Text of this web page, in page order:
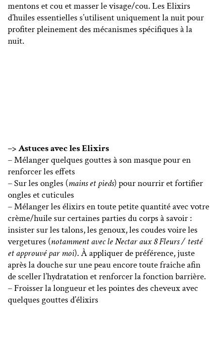
mentons et cou et masser le visage/cou. Les Elixirs
d’huiles essentielles s’utilisent uniquement la nuit pour
profiter pleinement des mécanismes spécifiques à la
nuit.
–> Astuces avec les Elixirs
– Mélanger quelques gouttes à son masque pour en
renforcer les effets
– Sur les ongles (mains et pieds) pour nourrir et fortifier
ongles et cuticules
– Mélanger les élixirs en toute petite quantité avec votre
crème/huile sur certaines parties du corps à savoir :
insister sur les talons, les genoux, les coudes voire les
vergetures (notamment avec le Nectar aux 8 Fleurs / testé
et approuvé par moi). À appliquer de préférence, juste
après la douche sur une peau encore toute fraiche afin
de sceller l’hydratation et renforcer la fonction barrière.
– Froisser la longueur et les pointes des cheveux avec
quelques gouttes d’élixirs